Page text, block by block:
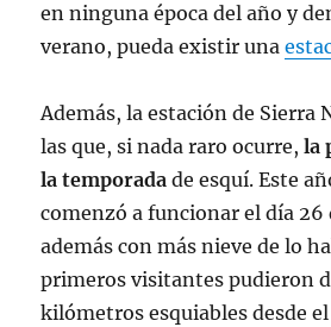
en ninguna época del año y
verano, pueda existir una
Además, la estación de Sierra
las que, si nada raro ocurre, la
la temporada de esquí. Este
comenzó a funcionar el día
además con más nieve de lo
primeros visitantes pudieron
kilómetros esquiables desde